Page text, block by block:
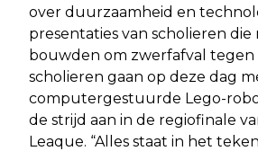
over duurzaamheid en
presentaties van scholieren die
bouwden om zwerfafval tegen
scholieren gaan op deze dag
computergestuurde Lego-
de strijd aan in de regiofinale
Leaque. “Alles staat in het